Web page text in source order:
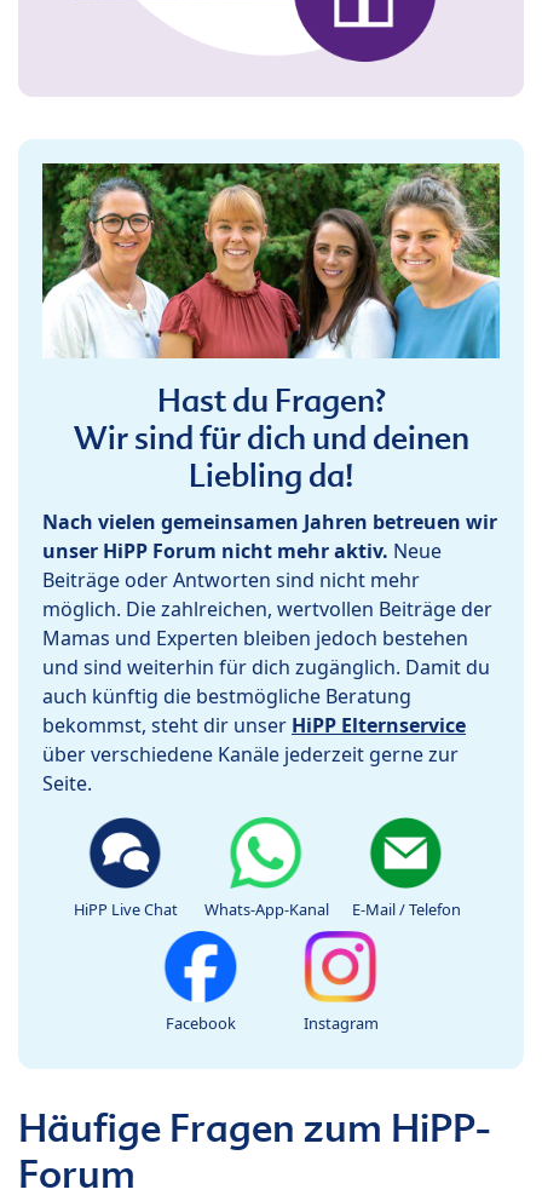
Hast du Fragen?
Wir sind für dich und deinen
Liebling da!
Nach vielen gemeinsamen Jahren betreuen wir
unser HiPP Forum nicht mehr aktiv. Neue
Beiträge oder Antworten sind nicht mehr
möglich. Die zahlreichen, wertvollen Beiträge der
Mamas und Experten bleiben jedoch bestehen
und sind weiterhin für dich zugänglich. Damit du
auch künftig die bestmögliche Beratung
bekommst, steht dir unser HiPP Elternservice
über verschiedene Kanäle jederzeit gerne zur
Seite.
HiPP Live Chat Whats-App-Kanal E-Mail / Telefon
Facebook Instagram
Häufige Fragen zum HiPP-
Forum